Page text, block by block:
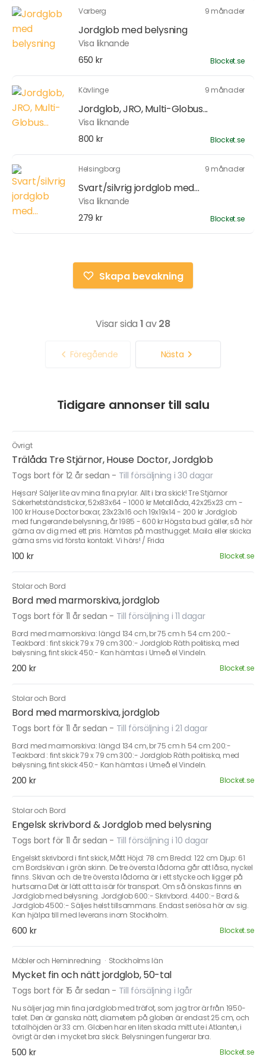
Varberg 9 månader
Jordglob med belysning
Visa liknande
650 kr
Blocket.se
Kävlinge 9 månader
Jordglob, JRO, Multi-Globus...
Visa liknande
800 kr
Blocket.se
Helsingborg 9 månader
Svart/silvrig jordglob med...
Visa liknande
279 kr
Blocket.se
Skapa bevakning
Visar sida 1av28
Föregående Nästa
Tidigare annonser till salu
Övrigt
Trälåda Tre Stjärnor, House Doctor, Jordglob
Togs bort för 12 år sedan - Till försäljning i 30 dagar
Hejsan! Säljer lite av mina fina prylar. Allt i bra skick! Tre Stjärnor
Säkerhetständstickor, 52x83x64 - 1000 kr Metallåda, 42x25x23 cm -
100 kr House Doctor boxar, 23x23x16 och 19x19x14 - 200 kr Jordglob
med fungerande belysning, år 1985 - 600 kr Högsta bud gäller, så hör
gärna av dig med ett pris. Hämtas på masthugget. Maila eller skicka
gärna sms vid första kontakt. Vi hörs! / Frida
100 kr Blocket.se
Stolar och Bord
Bord med marmorskiva, jordglob
Togs bort för 11 år sedan - Till försäljning i 11 dagar
Bord med marmorskiva: längd 134 cm, br 75 cm h 54 cm 200:-
Teakbord : fint skick 79 x 79 cm 300:- Jordglob Räth politiska, med
belysning, fint skick 450:- Kan hämtas i Umeå el Vindeln.
200 kr Blocket.se
Stolar och Bord
Bord med marmorskiva, jordglob
Togs bort för 11 år sedan - Till försäljning i 21 dagar
Bord med marmorskiva: längd 134 cm, br 75 cm h 54 cm 200:-
Teakbord : fint skick 79 x 79 cm 300:- Jordglob Räth politiska, med
belysning, fint skick 450:- Kan hämtas i Umeå el Vindeln.
200 kr Blocket.se
Stolar och Bord
Engelsk skrivbord & Jordglob med belysning
Togs bort för 11 år sedan - Till försäljning i 10 dagar
Engelskt skrivbord i fint skick, Mått Höjd: 78 cm Bredd: 122 cm Djup: 61
cm Bordskivan i grön skinn. De tre översta lådorna går att låsa, nyckel
finns. Skivan och de tre översta lådorna är i ett stycke och ligger på
hurtsarna Det är lätt att ta isär för transport. Om så önskas finns en
Jordglob med belysning. Jordglob 600:- Skrivbord. 4400:- Bord &
Jordglob 4500:- Säljes helst tillsammans. Endast seriösa hör av sig.
Kan hjälpa till med leverans inom Stockholm.
600 kr Blocket.se
Möbler och Heminredning · Stockholms län
Mycket fin och nätt jordglob, 50-tal
Togs bort för 15 år sedan - Till försäljning i Igår
Nu säljer jag min fina jordglob med träfot, som jag tror är från 1950-
talet. Den är ganska nätt, diametern på globen är endast 25 cm, och
totalhöjden är 33 cm. Globen har en liten skada mitt ute i Atlanten, i
övrigt är den i mycket bra skick. Belysningen fungerar bra.
500 kr Blocket.se